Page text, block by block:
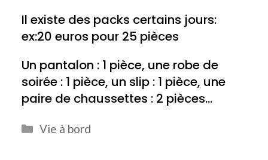
Il existe des packs certains jours:
ex:20 euros pour 25 pièces
Un pantalon : 1 pièce, une robe de
soirée : 1 pièce, un slip : 1 pièce, une
paire de chaussettes : 2 pièces…
Catégories
Vie à bord